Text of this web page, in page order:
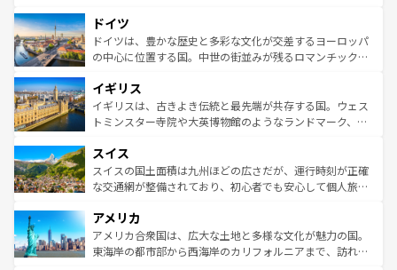
せる。地方によって風土や気候が異なるスペインはその個
性で訪れる人を魅了する。 なお、新着のスペイン情報は コ
ンテンツ一覧を参照してほしい。
で、幅広い魅力が詰まっている。華麗な宮殿、歴史的な大
聖堂、美しいビーチ、そして豊かな自然が、訪れる者を心
から魅了する。また、フランスは美食の国としても知ら
いる。シャンパンの発祥地であるランス、プロヴァンスの
香り高いラベンダー畑など、多彩な楽しみ方が可能だ。さ
らに、パリ以外の地域にも魅力が溢れており、どの街角に
れる地方に足を運ぶとそれぞれで全く異なる文化を体験で
きるだろう。 なお、新着のフランス情報はコンテンツ一覧
を参照してほしい。
ドイツ
ドイツは、豊かな歴史と多彩な文化が交差するヨーロッパ
の中心に位置する国。中世の街並みが残るロマンチック街
顔を持つこの国は、どこを歩いても飽きることがない。ベ
ルリンの文化的活気、バイエルン州のアルプスの絶景、そ
してライン川沿いのワイン畑といった風景は必見。ビール
は、お酒好きな人にはぜひ体験してほしい。 なお、新着の
ドイツ情報はコンテンツ一覧を参照してほしい。
イギリス
イギリスは、古きよき伝統と最先端が共存する国。ウェス
トミンスター寺院や大英博物館のようなランドマーク、歴
リアごとに異なる魅力がある。また、優雅なアフタヌーン
ティー、ビール好きにはたまらない英国パブ、サッカー観
戦など、本場だからこそできる体験も豊富。イギリスを旅
ンツ一覧を参照してほしい。
スイス
スイスの国土面積は九州ほどの広さだが、運行時刻が正確
な交通網が整備されており、初心者でも安心して個人旅行
の建物がそのまま残る町や、スイスならではのユニークな
博物館もあり、アルプス観光だけでなく町歩きも満喫する
ことができる。国民の所得が高いため物価も高いが、旅行
アメリカ
アメリカ合衆国は、広大な土地と多様な文化が魅力の国。
東海岸の都市部から西海岸のカリフォルニアまで、訪れる